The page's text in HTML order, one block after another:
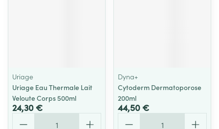
Uriage
Uriage Eau Thermale Lait
Veloute Corps 500ml
24,30 €
Dyna+
Cytoderm Dermatoporose
200ml
44,50 €